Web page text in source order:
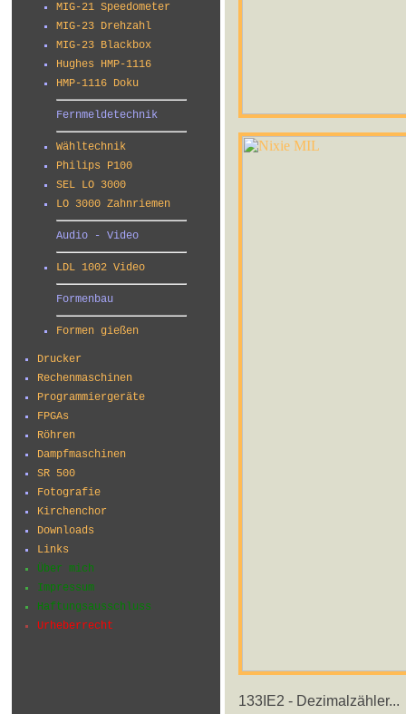
MIG-21 Speedometer
MIG-23 Drehzahl
MIG-23 Blackbox
Hughes HMP-1116
HMP-1116 Doku
Fernmeldetechnik
Wähltechnik
Philips P100
SEL LO 3000
LO 3000 Zahnriemen
Audio - Video
LDL 1002 Video
Formenbau
Formen gießen
Drucker
Rechenmaschinen
Programmiergeräte
FPGAs
Röhren
Dampfmaschinen
SR 500
Fotografie
Kirchenchor
Downloads
Links
Über mich
Impressum
Haftungsausschluss
Urheberrecht
133IE2 - Dezimalzähler...